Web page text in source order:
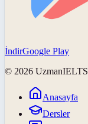
İndirGoogle Play
© 2026 UzmanIELTS
Anasayfa
Dersler